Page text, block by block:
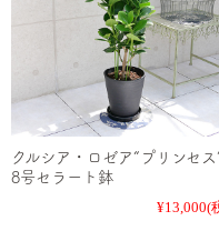
クルシア・ロゼア“プリンセ
8号セラート鉢
¥13,000(